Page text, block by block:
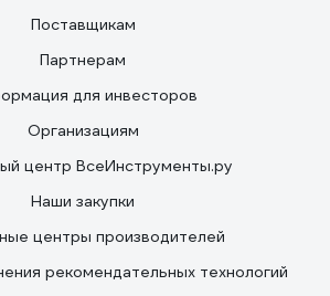
Поставщикам
Партнерам
для инвесторов
Организациям
центр ВсеИнструменты.ру
Наши закупки
центры производителей
рекомендательных технологий